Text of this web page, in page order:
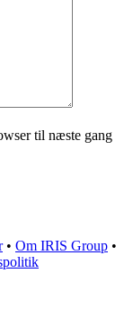
til næste gang
• Om IRIS Group •